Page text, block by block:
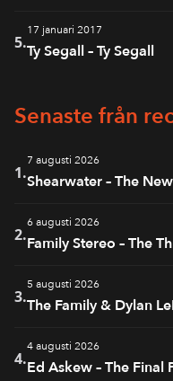
5.
17 januari 2017
Ty Segall – Ty Segall
Senaste från
1.
7 augusti 2026
Shearwater – The
2.
6 augusti 2026
Family Stereo – The
3.
5 augusti 2026
The Family & Dylan
4.
4 augusti 2026
Ed Askew – The Final